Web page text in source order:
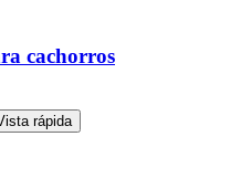
cachorros
rápida